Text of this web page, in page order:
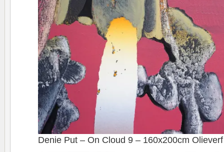
Denie Put – On Cloud 9 – 160x200cm